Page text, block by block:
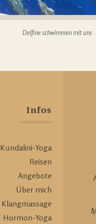
Delfine schwimmen mit uns
Infos
Kundalini-Yoga
Reisen
Angebote
Über mich
Klangmassage
Hormon-Yoga